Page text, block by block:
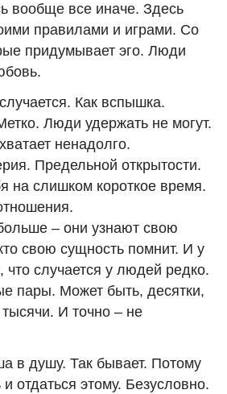
вообще все иначе. Здесь
правилами и играми. Со
придумывает эго. Люди
Как вспышка.
Люди удержать не могут.
ненадолго.
Предельной открытости.
на слишком короткое время.
– они узнают свою
свою сущность помнит. И у
что случается у людей редко.
пары. Может быть, десятки,
И точно – не
в душу. Так бывает. Потому
отдаться этому. Безусловно.